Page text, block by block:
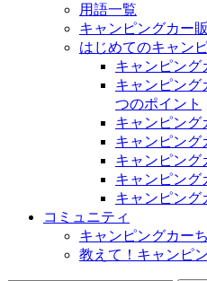
用語一覧
キャンピングカー
はじめてのキャン
キャンピング
キャンピング
つのポイント
キャンピング
キャンピング
キャンピング
キャンピング
キャンピング
コミュニティ
キャンピングカー
教えて！キャンピ